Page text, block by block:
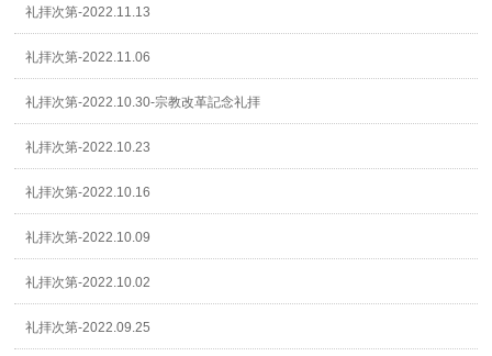
礼拝次第-2022.11.13
礼拝次第-2022.11.06
礼拝次第-2022.10.30-宗教改革記念礼拝
礼拝次第-2022.10.23
礼拝次第-2022.10.16
礼拝次第-2022.10.09
礼拝次第-2022.10.02
礼拝次第-2022.09.25